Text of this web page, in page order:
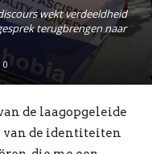
wekt verdeeldheid
terugbrengen naar
0
de laagopgeleide
van de identiteiten